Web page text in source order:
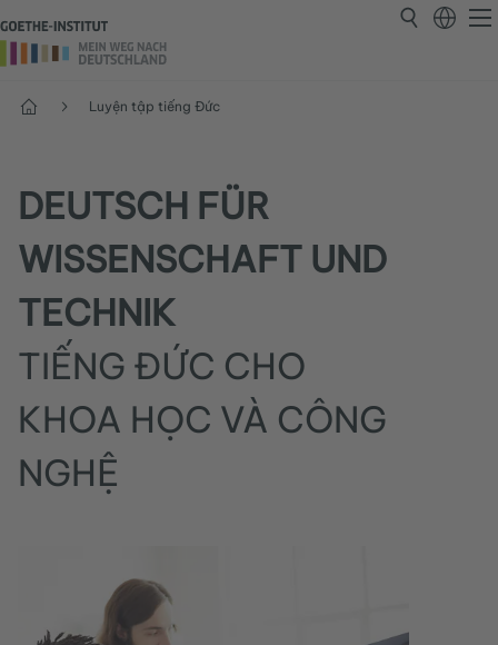
Trang chủ Luyện tập tiếng Đức
DEUTSCH FÜR
WISSENSCHAFT UND
TECHNIK
TIẾNG ĐỨC CHO
KHOA HỌC VÀ CÔNG
NGHỆ